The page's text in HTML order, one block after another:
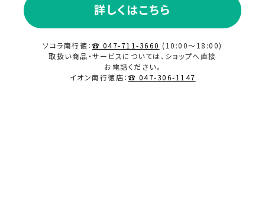
詳しくはこちら
ソコラ南行徳： ☎ 047-711-3660 (10:00～18:00)
取扱い商品・サービスについては、ショップへ直接
お電話ください。
イオン南行徳店： ☎ 047-306-1147